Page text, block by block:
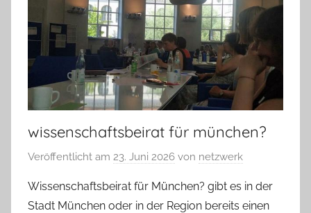
wissenschaftsbeirat für münchen?
Veröffentlicht am 23. Juni 2026 von netzwerk
Wissenschaftsbeirat für München? gibt es in der
Stadt München oder in der Region bereits einen